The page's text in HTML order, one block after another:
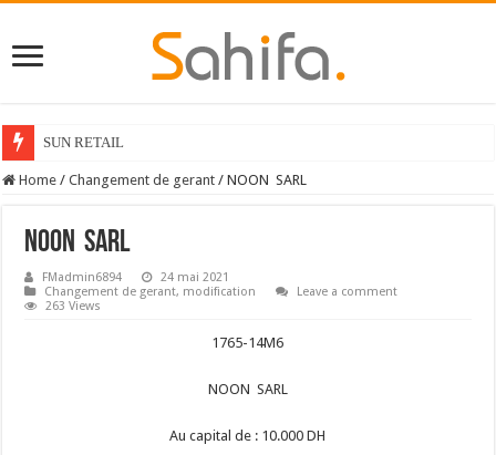
SUN RETAIL
Home / Changement de gerant / NOON SARL
NOON SARL
FMadmin6894
24 mai 2021
Changement de gerant, modification
Leave a comment
263 Views
1765-14M6
NOON SARL
Au capital de : 10.000 DH